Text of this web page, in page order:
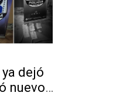
dejó
nuevos